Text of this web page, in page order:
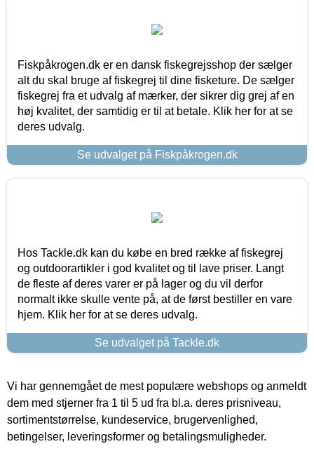
Fiskpåkrogen.dk er en dansk fiskegrejsshop der sælger
alt du skal bruge af fiskegrej til dine fisketure. De sælger
fiskegrej fra et udvalg af mærker, der sikrer dig grej af en
høj kvalitet, der samtidig er til at betale. Klik her for at se
deres udvalg.
Se udvalget på Fiskpåkrogen.dk
Hos Tackle.dk kan du købe en bred række af fiskegrej
og outdoorartikler i god kvalitet og til lave priser. Langt
de fleste af deres varer er på lager og du vil derfor
normalt ikke skulle vente på, at de først bestiller en vare
hjem. Klik her for at se deres udvalg.
Se udvalget på Tackle.dk
Vi har gennemgået de mest populære webshops og anmeldt
dem med stjerner fra 1 til 5 ud fra bl.a. deres prisniveau,
sortimentstørrelse, kundeservice, brugervenlighed,
betingelser, leveringsformer og betalingsmuligheder.